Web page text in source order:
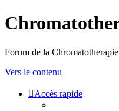
Forum de la Chromatotherapie
Vers le contenu
Accès rapide